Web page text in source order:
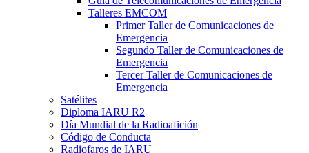
Talleres EMCOM
Primer Taller de Comunicaciones de
Emergencia
Segundo Taller de Comunicaciones de
Emergencia
Tercer Taller de Comunicaciones de
Emergencia
Satélites
Diploma IARU R2
Día Mundial de la Radioafición
Código de Conducta
Radiofaros de IARU